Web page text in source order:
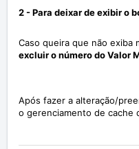
2 - Para deixar de exibir o
Caso queira que não exiba
excluir o número do Valor
Após fazer a alteração/
o gerenciamento de cache